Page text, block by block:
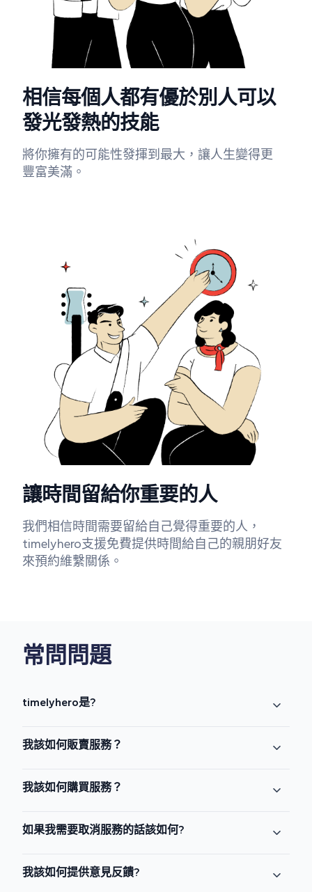
相信每個人都有優於別人可以
發光發熱的技能
將你擁有的可能性發揮到最大，讓人生變得更
豐富美滿。
讓時間留給你重要的人
我們相信時間需要留給自己覺得重要的人，
timelyhero支援免費提供時間給自己的親朋好友
來預約維繫關係。
常問問題
timelyhero是?
我該如何販賣服務？
我該如何購買服務？
如果我需要取消服務的話該如何?
我該如何提供意見反饋?